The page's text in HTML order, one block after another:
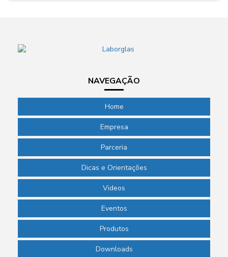
NAVEGAÇÃO
Home
Empresa
Parceria
Dicas e Orientações
Videos
Eventos
Produtos
Downloads